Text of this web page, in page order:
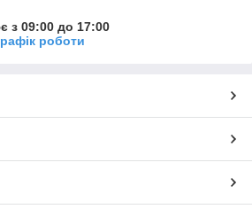
з 09:00 до 17:00
роботи